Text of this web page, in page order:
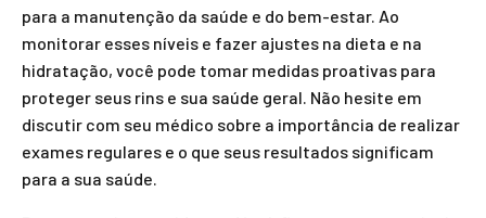
para a manutenção da saúde e do bem-estar. Ao
monitorar esses níveis e fazer ajustes na dieta e na
hidratação, você pode tomar medidas proativas para
proteger seus rins e sua saúde geral. Não hesite em
discutir com seu médico sobre a importância de realizar
exames regulares e o que seus resultados significam
para a sua saúde.